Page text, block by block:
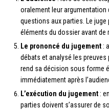
oralement leur argumentation
questions aux parties. Le juge
éléments du dossier avant de
Le prononcé du jugement :
débats et analysé les
rend sa décision sous forme
immédiatement après
L’exécution du jugement :
parties doivent s’assurer de